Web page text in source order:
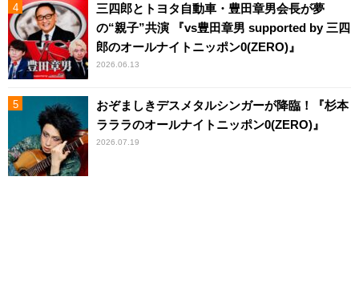
三四郎とトヨタ自動車・豊田章男会長が夢
の“親子”共演 『vs豊田章男 supported by 三四
郎のオールナイトニッポン0(ZERO)』
2026.06.13
おぞましきデスメタルシンガーが降臨！『杉本
ラララのオールナイトニッポン0(ZERO)』
2026.07.19